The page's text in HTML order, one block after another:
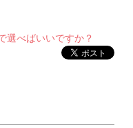
選べばいいですか？